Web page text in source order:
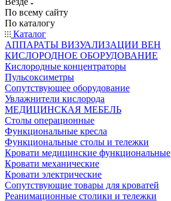
По всему сайту
По каталогу
Каталог
АППАРАТЫ ВИЗУАЛИЗАЦИИ ВЕН
КИСЛОРОДНОЕ ОБОРУДОВАНИЕ
Кислородные концентраторы
Пульсоксиметры
Сопутствующее оборудование
Увлажнители кислорода
МЕДИЦИНСКАЯ МЕБЕЛЬ
Столы операционные
Функциональные кресла
Функциональные столы и тележки
Кровати медицинские функциональные
Кровати механические
Кровати электрические
Сопутствующие товары для кроватей
Реанимационные столики и тележки